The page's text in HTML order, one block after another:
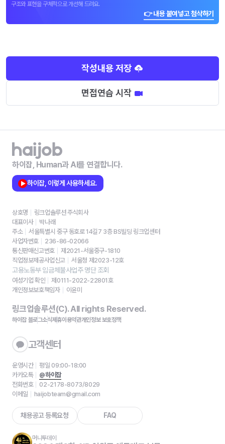
구조와 표현을 구체적으로 개선해 드려요.
👉 내용 붙여넣고 첨삭하기
작성내용 저장
면접연습 시작
하이잡, Human과 AI를 연결합니다.
하이잡, 이렇게 사용하세요.
상호명
링크업솔루션 주식회사
대표이사
박나래
주소
서울특별시 중구 동호로 14길7 3층 BS빌딩 링크업센터
사업자번호
236-86-02066
통신판매신고번호
제2021-서울중구-1810
직업정보제공사업신고
서울청 제2023-12호
고용노동부 임금체불사업주 명단 조회
여성기업 확인
제0111-2022-22801호
개인정보보호책임자
이윤미
링크업솔루션(C). All rights Reserved.
하이잡 블로그소식제휴이용약관개인정보 보호정책
고객센터
운영시간
평일 09:00-18:00
카카오톡
@하이잡
전화번호
02-2178-8073/8029
이메일
haijobteam@gmail.com
채용공고 등록요청 FAQ
머니투데이